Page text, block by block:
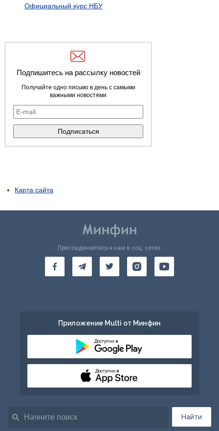
Официальный курс НБУ
Подпишитесь на рассылку новостей
Получайте одно письмо в день с самыми
важными новостями
Карта сайта
Найти
Присоединяйтесь к нам в соц. сетях:
Приложение Multi от Минфин
Доступно в
Доступно в